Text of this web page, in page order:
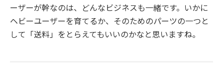
ーザーが幹なのは、どんなビジネスも一緒です。いかに
ヘビーユーザーを育てるか、そのためのパーツの一つと
して「送料」をとらえてもいいのかなと思いますね。